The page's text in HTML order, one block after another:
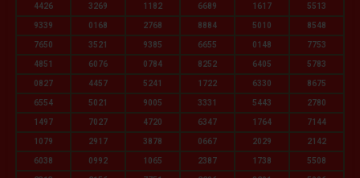
4426 3269 1182 6689 1617 5513
9339 0168 2768 8884 5010 8548
7650 3521 9385 6655 0148 7753
4851 6076 0784 8252 6405 5783
0827 4457 5241 1722 6330 8675
6554 5021 9005 3331 5443 2780
1497 7027 4720 6347 1764 7144
1079 2917 3878 0667 2029 2142
6038 0992 1065 2387 1738 5508